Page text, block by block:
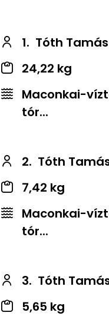
1. Tóth Tamás
24,22 kg
Maconkai-
tór...
2. Tóth
7,42 kg
Maconkai-
tór...
3. Tóth
5,65 kg